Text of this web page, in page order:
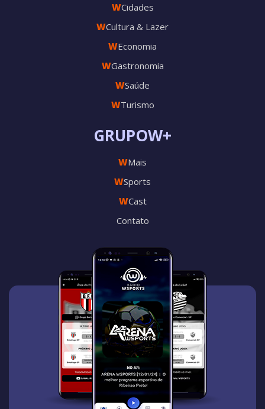
GRUPOW+
WMais
WSports
WCast
Contato
WCidades
WCultura & Lazer
WEconomia
WGastronomia
WSaúde
WTurismo